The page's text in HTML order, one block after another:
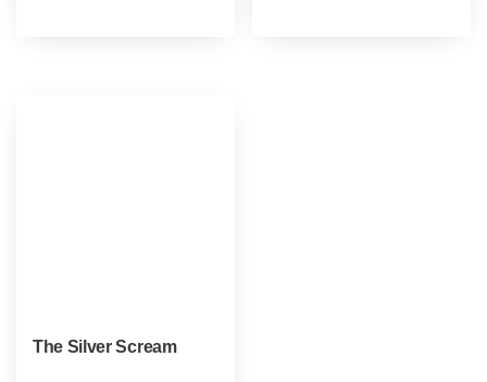
The Silver Scream